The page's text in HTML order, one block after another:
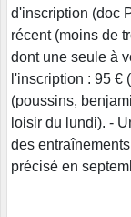
d'inscription (doc
récent (moins de
dont une seule à
l'inscription : 95 €
(poussins,
loisir du lundi). -
des
précisé en